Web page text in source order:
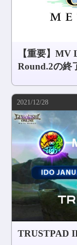
【重要】MV
Round.2の終
2021/12/28
TRUSTPAD